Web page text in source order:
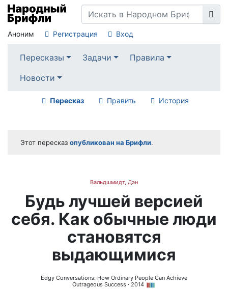
Аноним Регистрация Вход
Пересказы Задачи
Правила
Новости
Пересказ Править История
Этот пересказ опубликован на Брифли.
Вальдшмидт, Дэн
Будь лучшей версией
себя. Как обычные люди
становятся
выдающимися
Edgy Conversations: How Ordinary People Can Achieve
Outrageous Success · 2014